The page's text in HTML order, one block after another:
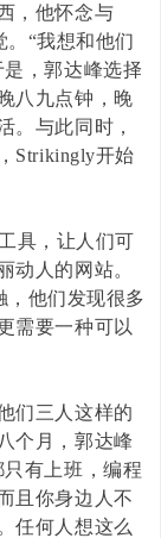
，他怀念与
“我想和他们
，郭达峰选择
八九点钟，晚
。与此同时，
Strikingly开始
具，让人们可
动人的网站。
，他们发现很多
需要一种可以
们三人这样的
个月，郭达峰
有上班，编程
且你身边人不
任何人想这么